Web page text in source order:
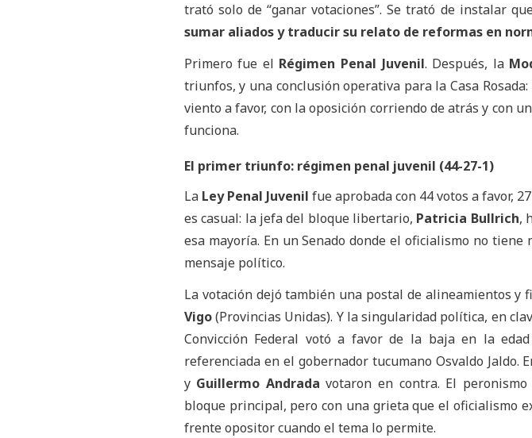
trató solo de “ganar votaciones”. Se trató de instalar
sumar aliados y traducir su relato de reformas en
Primero fue el Régimen Penal Juvenil. Después, la
triunfos, y una conclusión operativa para la Casa
viento a favor, con la oposición corriendo de atrás y con
funciona.
El primer triunfo: régimen penal juvenil (44-27-1)
La Ley Penal Juvenil fue aprobada con 44 votos a favor,
es casual: la jefa del bloque libertario, Patricia Bullrich,
esa mayoría. En un Senado donde el oficialismo no
mensaje político.
La votación dejó también una postal de alineamientos y
Vigo(Provincias Unidas). Y la singularidad política, en
Convicción Federal votó a favor de la baja en la
referenciada en el gobernador tucumano Osvaldo Jaldo.
y Guillermo Andrada votaron en contra. El
bloque principal, pero con una grieta que el oficialismo
frente opositor cuando el tema lo permite.